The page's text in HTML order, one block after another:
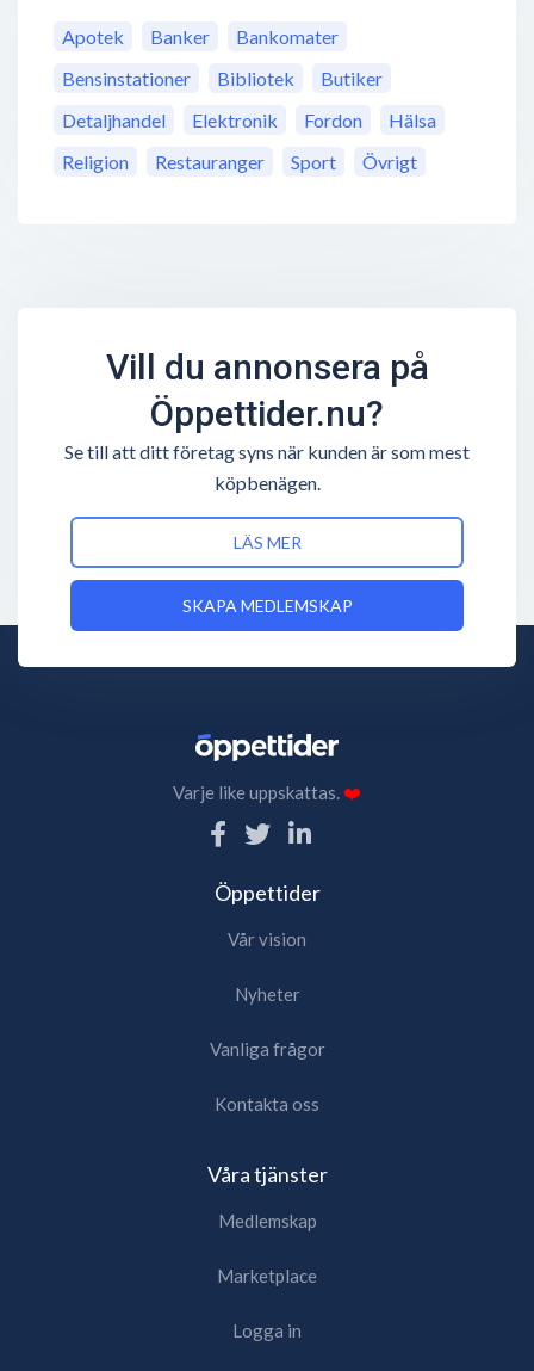
Apotek Banker
Bankomater
Bensinstationer
Bibliotek
Butiker
Detaljhandel
Elektronik Fordon
Hälsa
Religion
Restauranger Sport Övrigt
Vill du annonsera på
Öppettider.nu?
Se till att ditt företag syns när kunden är som mest
köpbenägen.
LÄS MER
SKAPA MEDLEMSKAP
Varje like uppskattas.❤️
Öppettider
Vår vision
Nyheter
Vanliga frågor
Kontakta oss
Våra tjänster
Medlemskap
Marketplace
Logga in